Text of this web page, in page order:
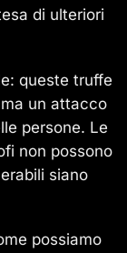
di ulteriori
queste truffe
un attacco
persone. Le
non possono
siano
possiamo